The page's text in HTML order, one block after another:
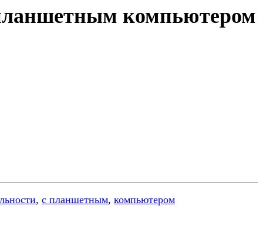
компьютером
, с планшетным, компьютером